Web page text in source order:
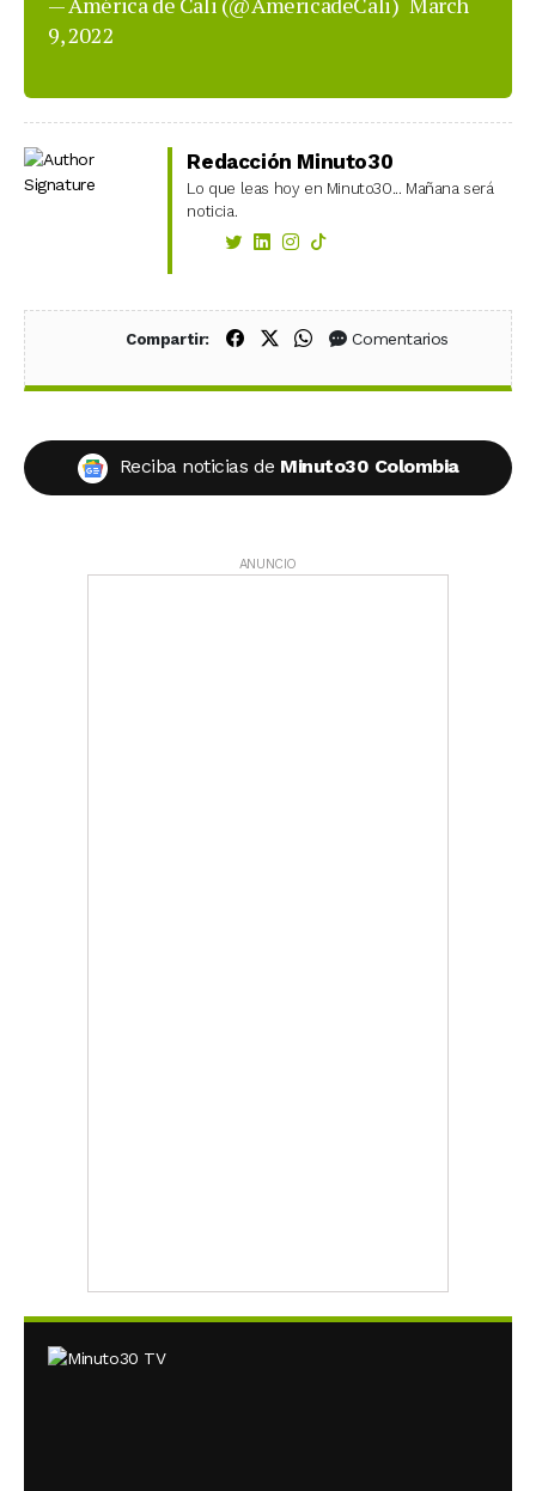
9, 2022
Redacción Minuto30
Lo que leas hoy en Minuto30... Mañana será
noticia.
Compartir: Compartir en Facebook
Compartir en X (Twitter)
Compartir en WhatsApp
Comentarios
Reciba noticias de Minuto30 Colombia
ANUNCIO